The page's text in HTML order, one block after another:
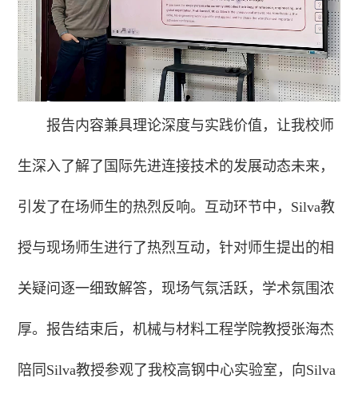
报告内容兼具理论深度与实践价值，让我校师
生深入了解了国际先进连接技术的发展动态未来，
引发了在场师生的热烈反响。互动环节中，Silva教
授与现场师生进行了热烈互动，针对师生提出的相
关疑问逐一细致解答，现场气氛活跃，学术氛围浓
厚。报告结束后，机械与材料工程学院教授张海杰
陪同Silva教授参观了我校高钢中心实验室，向Silva